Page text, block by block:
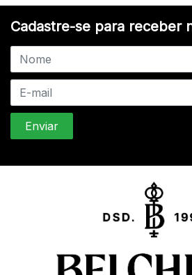
Cadastre-se para receber